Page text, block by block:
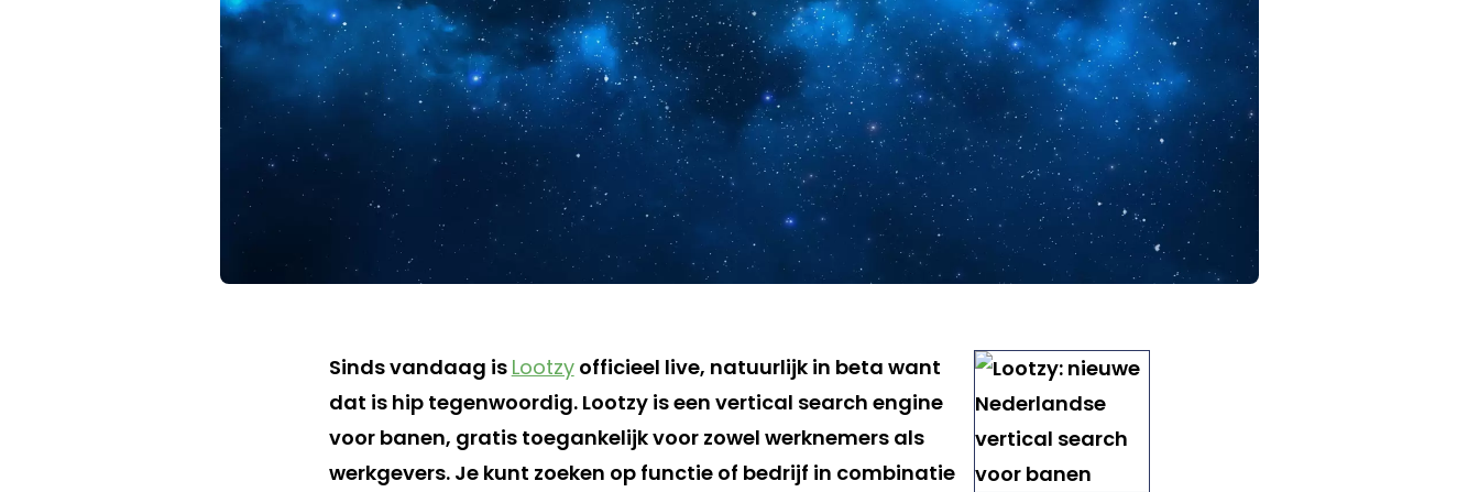
Sinds vandaag is Lootzyofficieel live, natuurlijk in beta want
dat is hip tegenwoordig. Lootzy is een vertical search engine
voor banen, gratis toegankelijk voor zowel werknemers als
werkgevers. Je kunt zoeken op functie of bedrijf in combinatie